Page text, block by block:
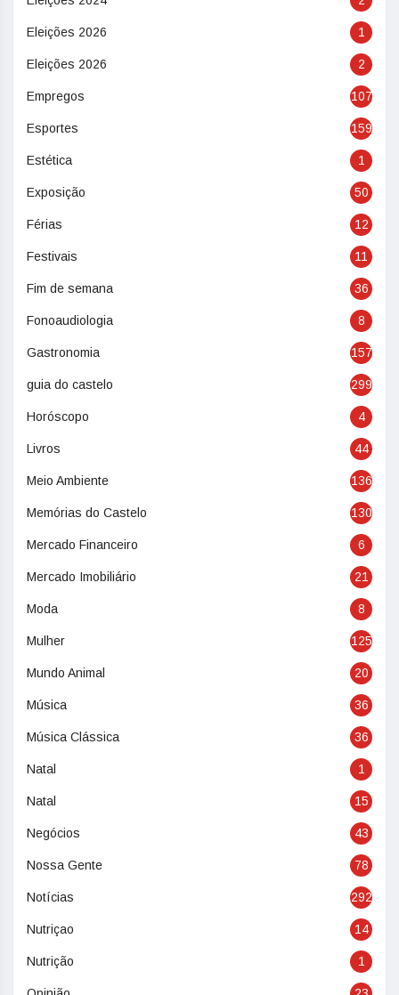
Eleições 2026 1
Eleições 2026 2
Empregos 107
Esportes 159
Estética 1
Exposição 50
Férias 12
Festivais 11
Fim de semana 36
Fonoaudiologia 8
Gastronomia 157
guia do castelo 299
Horóscopo 4
Livros 44
Meio Ambiente 136
Memórias do Castelo 130
Mercado Financeiro 6
Mercado Imobiliário 21
Moda 8
Mulher 125
Mundo Animal 20
Música 36
Música Clássica 36
Natal 1
Natal 15
Negócios 43
Nossa Gente 78
Notícias 292
Nutriçao 14
Nutrição 1